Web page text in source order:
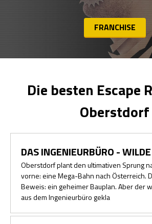
FRANCHISE
Die besten Escape
Oberstdorf
Oberstdorf plant den ultimativen Sprung
vorne: eine Mega-Bahn nach Österreich.
Beweis: ein geheimer Bauplan. Aber der
aus dem Ingenieurbüro gekla